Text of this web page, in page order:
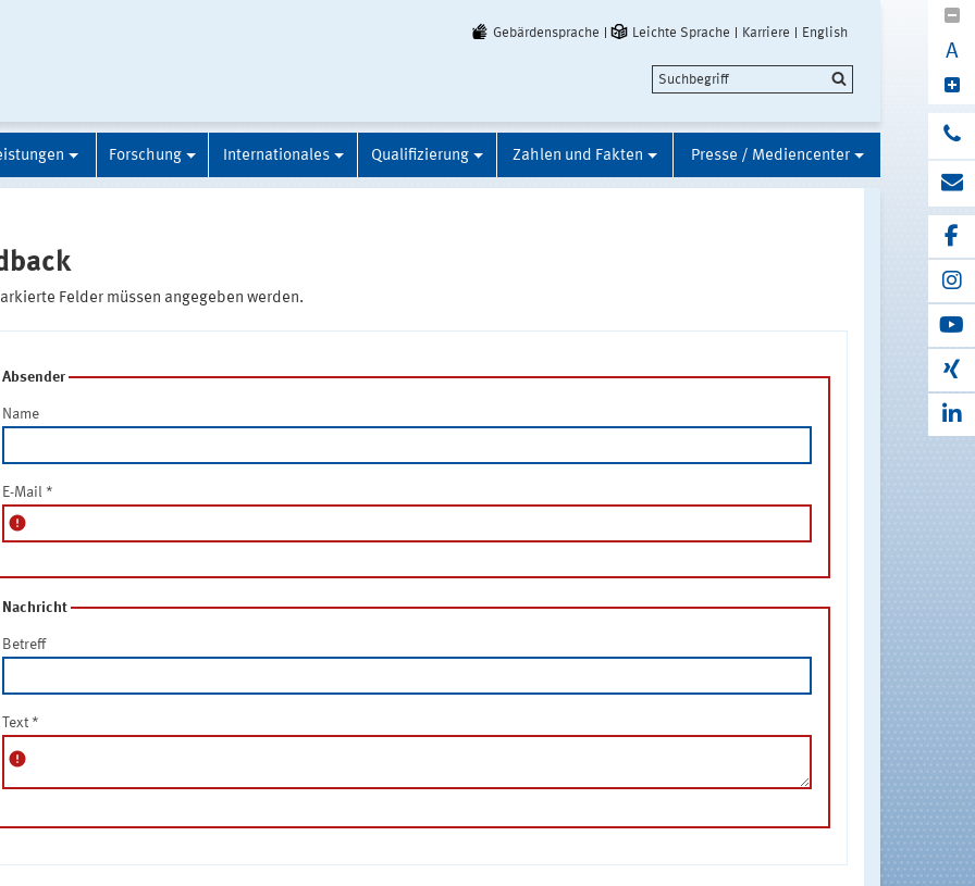
Gebärdensprache Leichte Sprache Karriere English
A
Forschung Internationales Qualifizierung Zahlen und Fakten Presse / Mediencenter
Felder müssen angegeben werden.
Absender
Name
E-Mail *
error
Nachricht
Betreff
Text *
error